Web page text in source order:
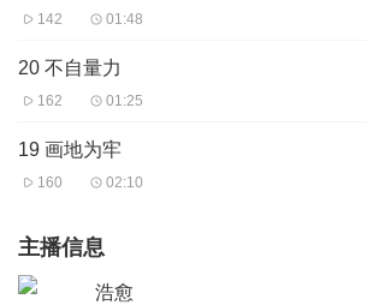
142 01:48
20 不自量力
162 01:25
19 画地为牢
160 02:10
主播信息
浩愈